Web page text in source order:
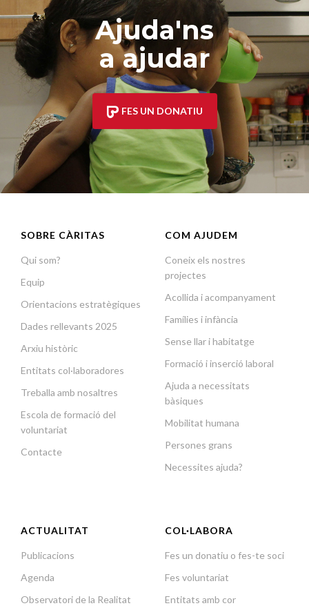
Ajuda'ns
a ajudar
FES UN DONATIU
SOBRE CÀRITAS
Qui som?
Equip
Orientacions estratègiques
Dades rellevants 2025
Arxiu històric
Entitats col·laboradores
Treballa amb nosaltres
Escola de formació del
voluntariat
Contacte
COM AJUDEM
Coneix els nostres
projectes
Acollida i acompanyament
Famílies i infància
Sense llar i habitatge
Formació i inserció laboral
Ajuda a necessitats
bàsiques
Mobilitat humana
Persones grans
Necessites ajuda?
ACTUALITAT
Publicacions
Agenda
Observatori de la Realitat
COL·LABORA
Fes un donatiu o fes-te soci
Fes voluntariat
Entitats amb cor